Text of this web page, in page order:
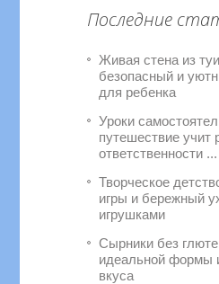
Последние
Живая стена из
безопасный и
для ребенка
Уроки
путешествие учит
ответственности ...
Творческое
игры и бережный
игрушками
Сырники без
идеальной формы
вкуса